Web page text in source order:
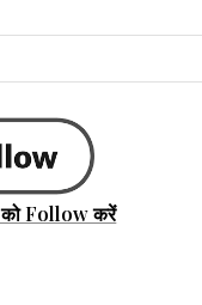
को Follow करें